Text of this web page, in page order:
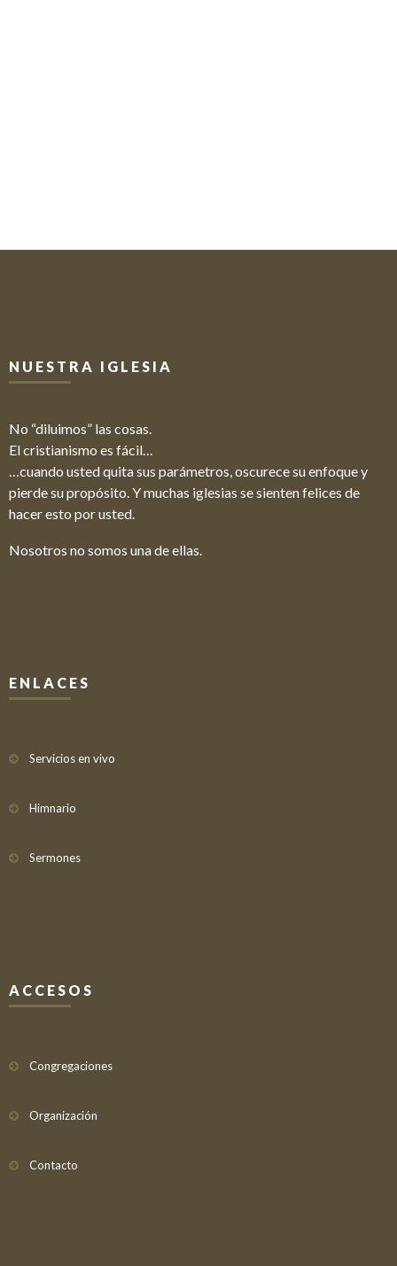
NUESTRA IGLESIA
No “diluimos” las cosas.
El cristianismo es fácil…
…cuando usted quita sus parámetros, oscurece su enfoque y
pierde su propósito. Y muchas iglesias se sienten felices de
hacer esto por usted.
Nosotros no somos una de ellas.
ENLACES
Servicios en vivo
Himnario
Sermones
ACCESOS
Congregaciones
Organización
Contacto